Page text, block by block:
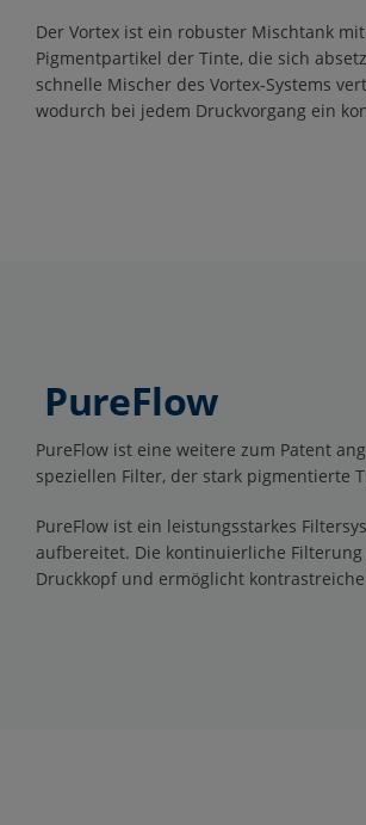
Der Vortex ist ein robuster Mischtank
Pigmentpartikel der Tinte, die sich
schnelle Mischer des Vortex-Systems
wodurch bei jedem Druckvorgang ein
PureFlow
PureFlow ist eine weitere zum Patent
speziellen Filter, der stark pigmentierte
PureFlow ist ein leistungsstarkes
aufbereitet. Die kontinuierliche
Druckkopf und ermöglicht